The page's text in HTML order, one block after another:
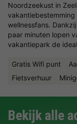
Noordzeekust in
wellnessfans.
paar minuten lopen
vakantiepark de
Gratis Wifi punt
Fietsverhuur
Bekijk alle